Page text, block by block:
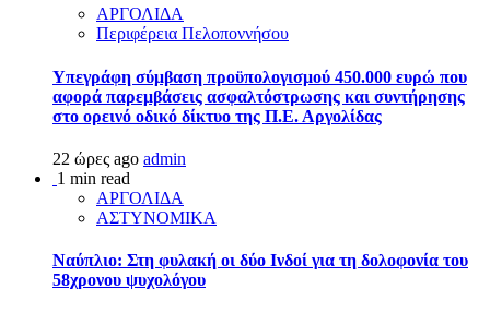
ΑΡΓΟΛΙΔΑ
Περιφέρεια Πελοποννήσου
Υπεγράφη σύμβαση προϋπολογισμού 450.000 ευρώ που
αφορά παρεμβάσεις ασφαλτόστρωσης και συντήρησης
στο ορεινό οδικό δίκτυο της Π.Ε. Αργολίδας
22 ώρες ago admin
1 min read
ΑΡΓΟΛΙΔΑ
ΑΣΤΥΝΟΜΙΚΑ
Ναύπλιο: Στη φυλακή οι δύο Ινδοί για τη δολοφονία του
58χρονου ψυχολόγου